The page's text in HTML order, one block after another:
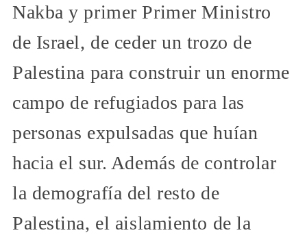
Nakba y primer Primer Ministro
de Israel, de ceder un trozo de
Palestina para construir un enorme
campo de refugiados para las
personas expulsadas que huían
hacia el sur. Además de controlar
la demografía del resto de
Palestina, el aislamiento de la